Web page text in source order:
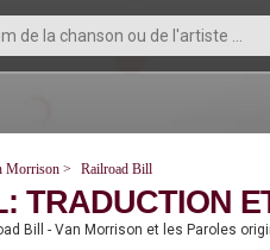
Morrison Railroad Bill
TRADUCTION
Bill - Van Morrison et les Paroles